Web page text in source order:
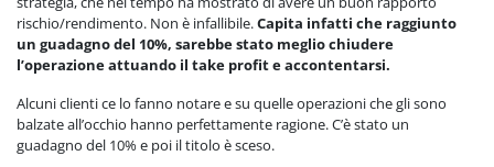
rischio/rendimento. Non è infallibile.Capita infatti che raggiunto
un guadagno del 10%, sarebbe stato meglio chiudere
l’operazione attuando il take profit e accontentarsi.
Alcuni clienti ce lo fanno notare e su quelle operazioni che gli sono
balzate all’occhio hanno perfettamente ragione. C’è stato un
guadagno del 10% e poi il titolo è sceso.